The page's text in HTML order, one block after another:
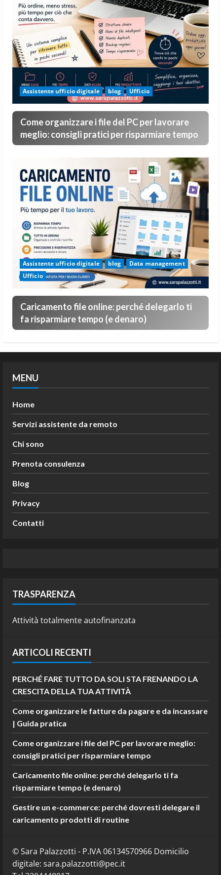
Assistente ufficio digitale blog Ufficio
Come organizzare i file del PC per lavorare
meglio: consigli pratici per risparmiare tempo
Assistente ufficio digitale blog
Data management
Ufficio
Caricamento file online: perché delegarlo ti
fa risparmiare tempo (e denaro)
MENU
Home
Servizi assistente da remoto
Chi sono
Prenota consulenza
Blog
Privacy
Contatti
TRASPARENZA
Attività totalmente autofinanzata
ARTICOLI RECENTI
PERCHÉ FARE TUTTO DA SOLI STA FRENANDO LA
CRESCITA DELLA TUA ATTIVITÀ
Come organizzare le fatture da pagare e da incassare
| Guida pratica
Come organizzare i file del PC per lavorare meglio:
consigli pratici per risparmiare tempo
Caricamento file online: perché delegarlo ti fa
risparmiare tempo (e denaro)
Gestire un e-commerce: perché dovresti delegare il
caricamento prodotti di routine
© Sara Palazzotti - P.IVA 06134570966 Domicilio
digitale: sara.palazzotti@pec.it